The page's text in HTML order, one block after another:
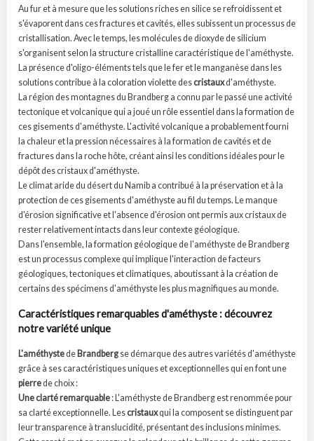
Au fur et à mesure que les solutions riches en silice se refroidissent et
s'évaporent dans ces fractures et cavités, elles subissent un processus de
cristallisation. Avec le temps, les molécules de dioxyde de silicium
s'organisent selon la structure cristalline caractéristique de l'améthyste.
La présence d'oligo-éléments tels que le fer et le manganèse dans les
solutions contribue à la coloration violette des cristauxd'améthyste.
La région des montagnes du Brandberg a connu par le passé une activité
tectonique et volcanique qui a joué un rôle essentiel dans la formation de
ces gisements d'améthyste. L'activité volcanique a probablement fourni
la chaleur et la pression nécessaires à la formation de cavités et de
fractures dans la roche hôte, créant ainsi les conditions idéales pour le
dépôt des cristaux d'améthyste.
Le climat aride du désert du Namib a contribué à la préservation et à la
protection de ces gisements d'améthyste au fil du temps. Le manque
d'érosion significative et l'absence d'érosion ont permis aux cristaux de
rester relativement intacts dans leur contexte géologique.
Dans l'ensemble, la formation géologique de l'améthyste de Brandberg
est un processus complexe qui implique l'interaction de facteurs
géologiques, tectoniques et climatiques, aboutissant à la création de
certains des spécimens d'améthyste les plus magnifiques au monde.
Caractéristiques remarquables d'améthyste : découvrez
notre variété unique
L'améthystede Brandberg se démarque des autres variétés d'améthyste
grâce à ses caractéristiques uniques et exceptionnelles qui en font une
pierrede choix :
Une clarté remarquable : L'améthyste de Brandberg est renommée pour
sa clarté exceptionnelle. Les cristauxqui la composent se distinguent par
leur transparence à translucidité, présentant des inclusions minimes.